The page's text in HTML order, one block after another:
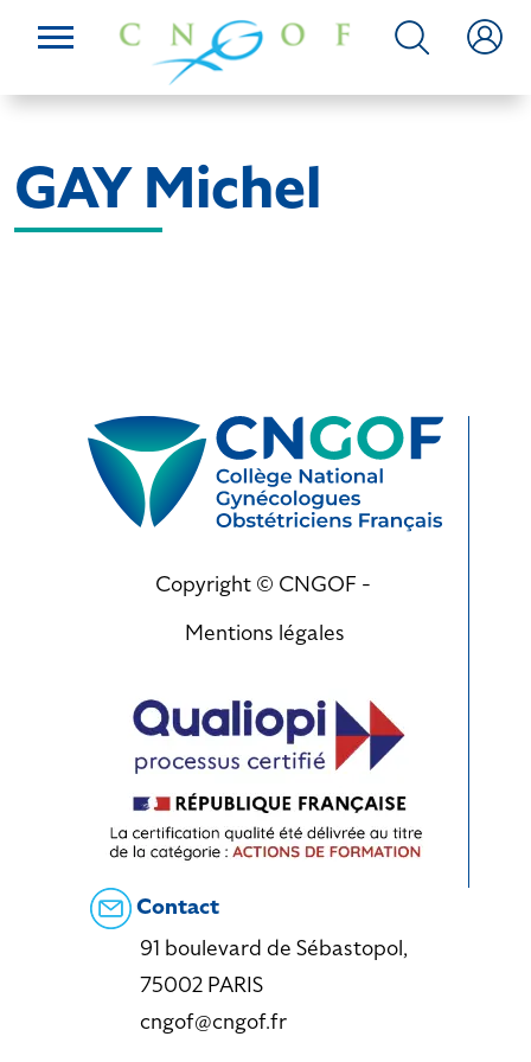
GAY Michel
Copyright © CNGOF -
Mentions légales
Contact
91 boulevard de Sébastopol,
75002 PARIS
cngof@cngof.fr